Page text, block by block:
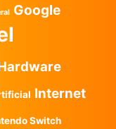
Google
Internet
Switch